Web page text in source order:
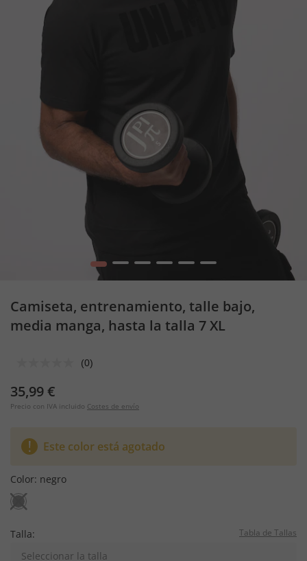
1 2 3 4 5 6
Camiseta, entrenamiento, talle bajo,
media manga, hasta la talla 7 XL
(0)
35,99 €
Precio con IVA incluido Costes de envío
Este color está agotado
Color: negro
Talla: Tabla de Tallas
Seleccionar la talla